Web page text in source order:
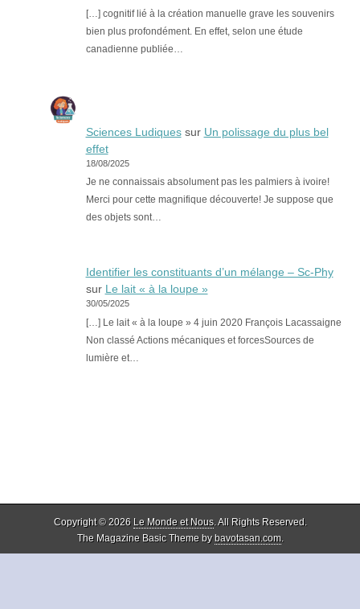
[…] cognitif lié à la création manuelle grave les souvenirs
bien plus profondément. En effet, selon une étude
canadienne publiée…
Sciences Ludiquessur Un polissage du plus bel
effet
18/08/2025
Je ne connaissais absolument pas les palmiers à ivoire!
Merci pour cette magnifique découverte! Je suppose que
des objets sont…
Identifier les constituants d’un mélange – Sc-Phy
sur Le lait « à la loupe »
30/05/2025
[…] Le lait « à la loupe » 4 juin 2020 François Lacassaigne
Non classé Actions mécaniques et forcesSources de
lumière et…
Copyright © 2026 Le Monde et Nous. All Rights Reserved.
The Magazine Basic Theme bybavotasan.com.